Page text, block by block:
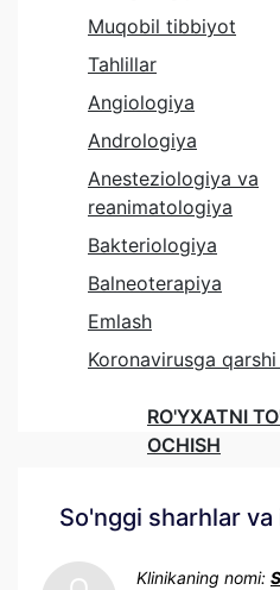
Muqobil tibbiyot
Tahlillar
Angiologiya
Andrologiya
Anesteziologiya va
reanimatologiya
Bakteriologiya
Balneoterapiya
Emlash
Koronavirusga
RO'YXATNI
OCHISH
So'nggi sharhlar
Klinikaning nomi: